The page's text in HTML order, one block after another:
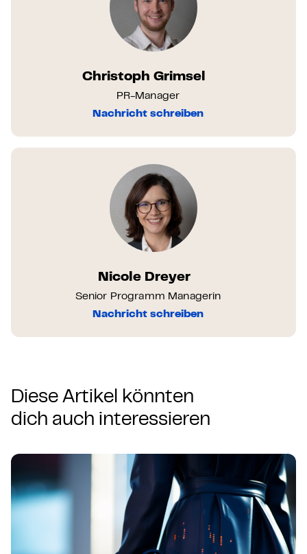
Christoph Grimsel
PR-Manager
Nachricht schreiben
Nicole Dreyer
Senior Programm Managerin
Nachricht schreiben
Diese Artikel könnten
dich auch interessieren